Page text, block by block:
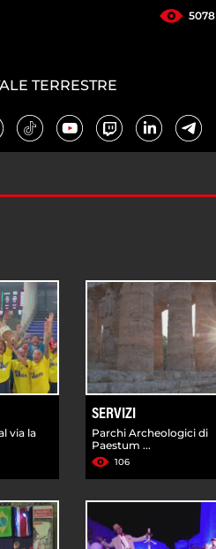
5078
TERRESTRE
via la
SERVIZI
Parchi Archeologici di
Paestum ...
106